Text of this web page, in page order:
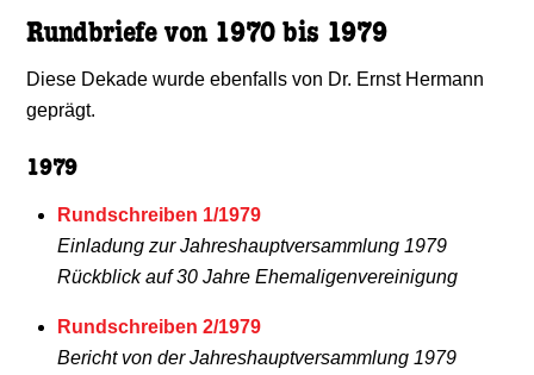
Rundbriefe von 1970 bis 1979
Diese Dekade wurde ebenfalls von Dr. Ernst Hermann
geprägt.
1979
Rundschreiben 1/1979
Einladung zur Jahreshauptversammlung 1979
Rückblick auf 30 Jahre Ehemaligenvereinigung
Rundschreiben 2/1979
Bericht von der Jahreshauptversammlung 1979